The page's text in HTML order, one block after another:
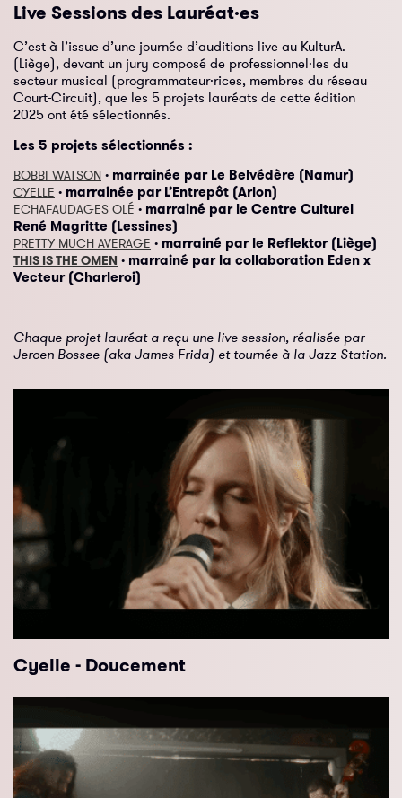
Live Sessions des Lauréat·es
C’est à l’issue d’une journée d’auditions live au KulturA.
(Liège), devant un jury composé de professionnel·les du
secteur musical (programmateur·rices, membres du réseau
Court-Circuit), que les 5 projets lauréats de cette édition
2025 ont été sélectionnés.
Les 5 projets sélectionnés :
BOBBI WATSON · marrainée par Le Belvédère (Namur)
CYELLE · marrainée par L’Entrepôt (Arlon)
ECHAFAUDAGES OLÉ · marrainé par le Centre Culturel
René Magritte (Lessines)
PRETTY MUCH AVERAGE · marrainé par le Reflektor (Liège)
THIS IS THE OMEN · marrainé par la collaboration Eden x
Vecteur (Charleroi)
Chaque projet lauréat a reçu une live session, réalisée par
Jeroen Bossee (aka James Frida) et tournée à la Jazz Station.
Cyelle - Doucement